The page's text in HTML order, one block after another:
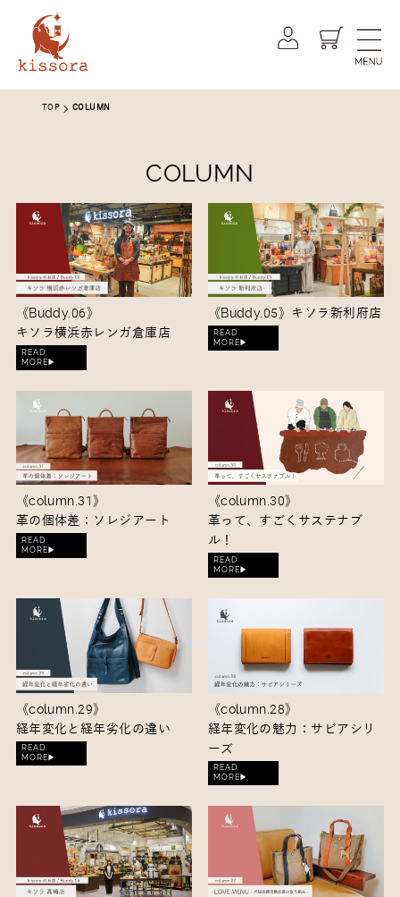
kissora公式オンラインショップ - 日本
TOP COLUMN
COLUMN
《Buddy.06》
キソラ横浜赤レンガ倉庫店
READ
MORE▶︎
《Buddy.05》 キソラ新利府店
READ
MORE▶︎
《column.31》
革の個体差：ソレジアート
READ
MORE▶︎
《column.30》
革って、すごくサステナブ
ル！
READ
MORE▶︎
《column.29》
経年変化と経年劣化の違い
READ
MORE▶︎
《column.28》
経年変化の魅力：サビアシリ
ーズ
READ
MORE▶︎